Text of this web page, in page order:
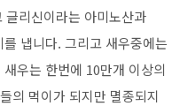
글리신이라는 아미노산과
냅니다. 그리고 새우중에는
우는 한번에 10만개 이상의
의 먹이가 되지만 멸종되지